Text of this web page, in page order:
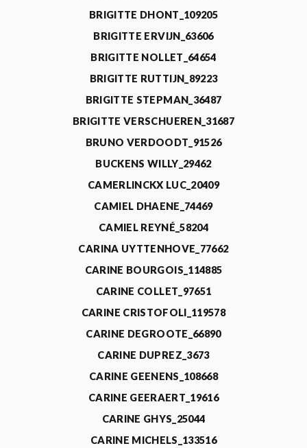
BRIGITTE DHONT_109205
BRIGITTE ERVIJN_63606
BRIGITTE NOLLET_64654
BRIGITTE RUTTIJN_89223
BRIGITTE STEPMAN_36487
BRIGITTE VERSCHUEREN_31687
BRUNO VERDOODT_91526
BUCKENS WILLY_29462
CAMERLINCKX LUC_20409
CAMIEL DHAENE_74469
CAMIEL REYNÉ_58204
CARINA UYTTENHOVE_77662
CARINE BOURGOIS_114885
CARINE COLLET_97651
CARINE CRISTOFOLI_119578
CARINE DEGROOTE_66890
CARINE DUPREZ_3673
CARINE GEENENS_108668
CARINE GEERAERT_19616
CARINE GHYS_25044
CARINE MICHELS_133516